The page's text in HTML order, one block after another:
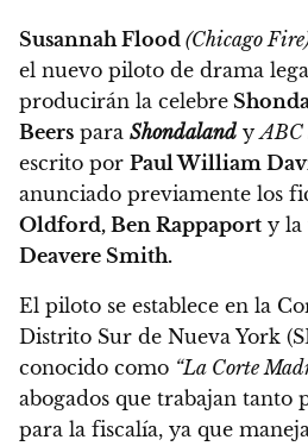
Susannah Flood (Chicago
el nuevo piloto de drama
producirán la celebre
Beers para Shondaland yABC
escrito por Paul William
anunciado previamente los
Oldford, Ben Rappaport y la
Deavere Smith.
El piloto se establece en la
Distrito Sur de Nueva York
conocido como “La Corte
abogados que trabajan tanto
para la fiscalía, ya que